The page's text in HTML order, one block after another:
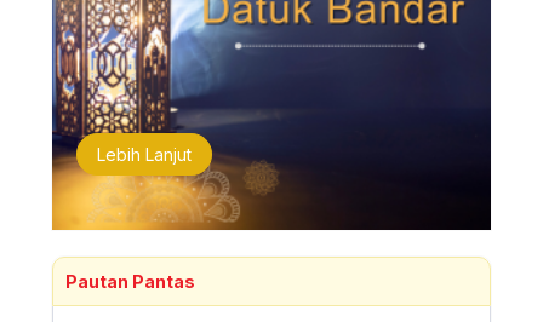
Lebih Lanjut
Pautan Pantas